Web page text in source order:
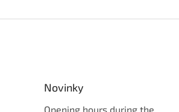
Novinky
Opening hours during the